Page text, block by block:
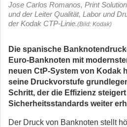
Jose Carlos Romanos, Print
und der Leiter Qualität, Labor und
der Kodak CTP-Linie.(Bild: Kodak)
Die spanische
Euro-Banknoten mit
neuen CtP-System von Kodak
seine Druckvorstufe
Schritt, der die Effizienz
Sicherheitsstandards weiter
Der Druck von Banknoten stellt